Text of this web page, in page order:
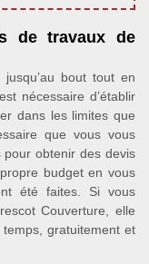
de travaux de
bout tout en
nécessaire d’établir
dans les limites que
que vous vous
pour obtenir des devis
budget en vous
été faites. Si vous
Couverture, elle
gratuitement et